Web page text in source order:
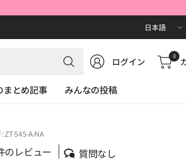
国/
地
を
で
検
ログイン 0
まとめ記事 みんなの投稿
ZT-545-A-NA
のレビュー 質問なし